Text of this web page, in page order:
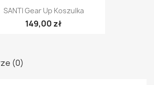
SANTI Gear Up Koszulka
149,00 zł
(0)